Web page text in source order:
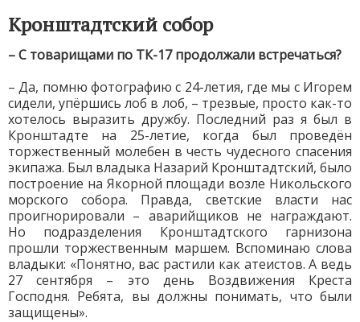
Кронштадтский собор
– С товарищами по ТК-17 продолжали встречаться?
– Да, помню фотографию с 24-летия, где мы с Игорем
сидели, упёршись лоб в лоб, – трезвые, просто как-то
хотелось выразить дружбу. Последний раз я был в
Кронштадте на 25-летие, когда был проведён
торжественный молебен в честь чудесного спасения
экипажа. Был владыка Назарий Кронштадтский, было
построение на Якорной площади возле Никольского
морского собора. Правда, светские власти нас
проигнорировали – аварийщиков не награждают.
Но подразделения Кронштадтского гарнизона
прошли торжественным маршем. Вспоминаю слова
владыки: «Понятно, вас растили как атеистов. А ведь
27 сентября – это день Воздвижения Креста
Господня. Ребята, вы должны понимать, что были
защищены».